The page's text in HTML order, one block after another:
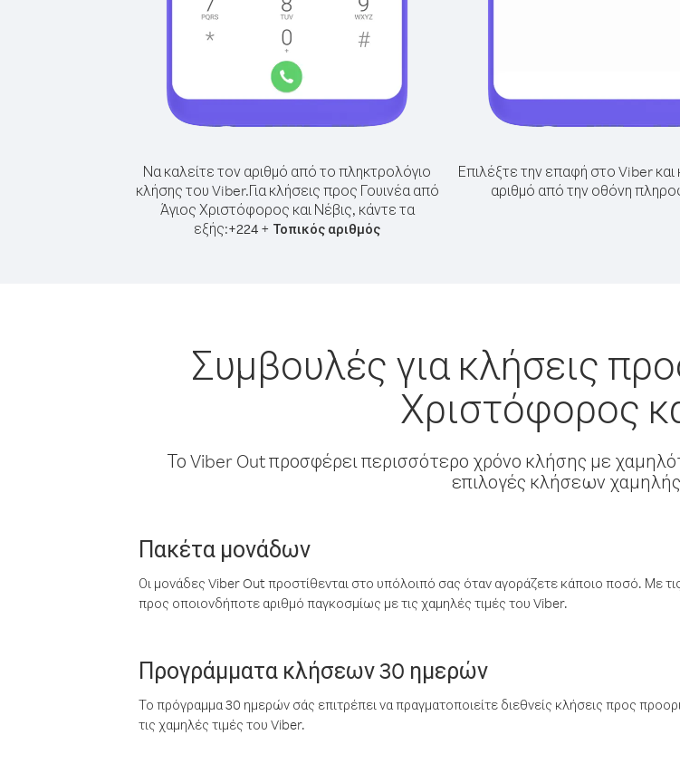
Να καλείτε τον αριθμό από το πληκτρολόγιο
κλήσης του Viber.Για κλήσεις προς Γουινέα από
Άγιος Χριστόφορος και Νέβις, κάντε τα
εξής:+224 + Τοπικός αριθμός
Επιλέξτε την επαφή στο Viber
αριθμό από την οθόνη
Συμβουλές για κλήσεις
Χριστόφορος
Το Viber Out προσφέρει περισσότερο χρόνο κλήσης με
επιλογές κλήσεων
Πακέτα μονάδων
Οι μονάδες Viber Out προστίθενται στο υπόλοιπό σας όταν αγοράζετε κάποιο ποσό. Με
προς οποιονδήποτε αριθμό παγκοσμίως με τις χαμηλές τιμές του Viber.
Προγράμματα κλήσεων 30 ημερών
Το πρόγραμμα 30 ημερών σάς επιτρέπει να πραγματοποιείτε διεθνείς κλήσεις προς
τις χαμηλές τιμές του Viber.